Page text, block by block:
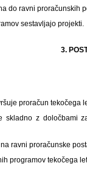
do ravni proračunskih
sestavljajo projekti.
3.
proračun tekočega
skladno z določbami
ravni proračunske
programov tekočega